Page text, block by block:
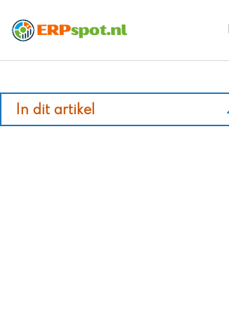
naar
inhoud
In dit artikel